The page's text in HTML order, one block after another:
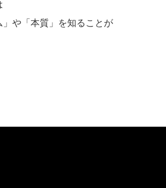
」や「本質」を知ることが